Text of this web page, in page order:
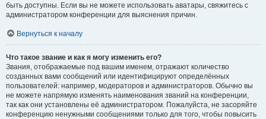
быть доступны. Если вы не можете использовать аватары, свяжитесь с
администратором конференции для выяснения причин.
Вернуться к началу
Что такое звание и как я могу изменить его?
Звания, отображаемые под вашим именем, отражают количество
созданных вами сообщений или идентифицируют определённых
пользователей: например, модераторов и администраторов. Обычно вы
не можете напрямую изменять наименования званий на конференции,
так как они установлены её администратором. Пожалуйста, не засоряйте
конференцию ненужными сообщениями только для того, чтобы повысить